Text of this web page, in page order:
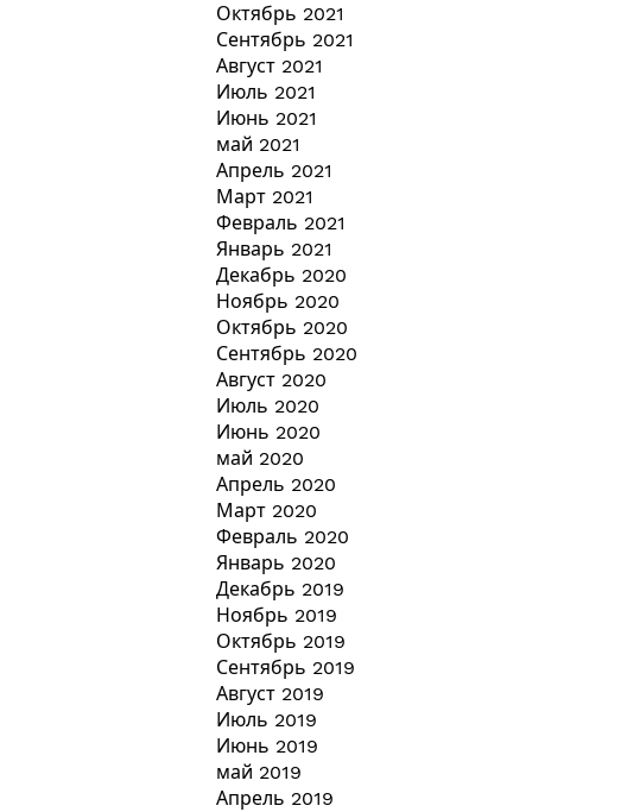
Октябрь 2021
Сентябрь 2021
Август 2021
Июль 2021
Июнь 2021
май 2021
Апрель 2021
Март 2021
Февраль 2021
Январь 2021
Декабрь 2020
Ноябрь 2020
Октябрь 2020
Сентябрь 2020
Август 2020
Июль 2020
Июнь 2020
май 2020
Апрель 2020
Март 2020
Февраль 2020
Январь 2020
Декабрь 2019
Ноябрь 2019
Октябрь 2019
Сентябрь 2019
Август 2019
Июль 2019
Июнь 2019
май 2019
Апрель 2019